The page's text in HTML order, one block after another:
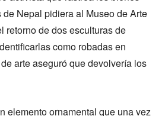
Nepal pidiera al Museo de Arte
retorno de dos esculturas de
como robadas en
arte aseguró que devolvería los
elemento ornamental que una vez